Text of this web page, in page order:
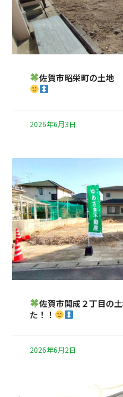
佐賀市昭栄町の土地
2026年6月3日
佐賀市開成２丁目の
た！！
2026年6月2日